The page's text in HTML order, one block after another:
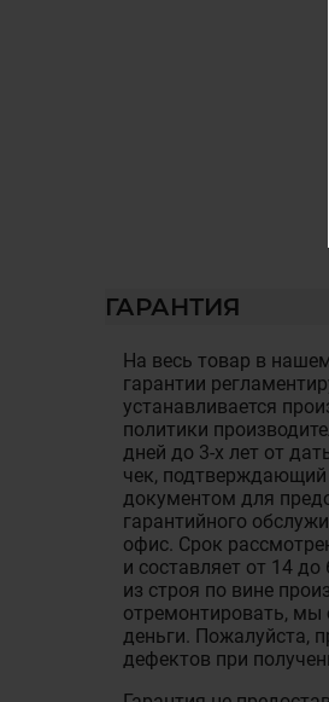
ГАРАНТИЯ
На весь товар в
гарантии
устанавливается
политики
дней до 3-х лет от
чек, подтверждающий
документом для
гарантийного
офис. Срок
и составляет от 14
из строя по вине
отремонтировать, мы
деньги. Пожалуйста,
дефектов при